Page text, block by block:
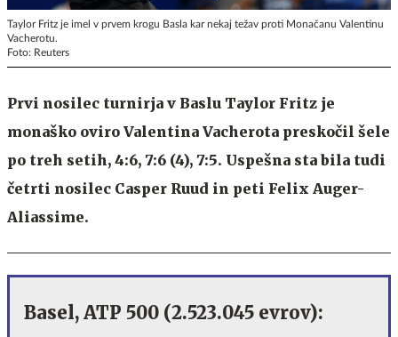
Taylor Fritz je imel v prvem krogu Basla kar nekaj težav proti Monačanu Valentinu
Vacherotu.
Foto: Reuters
Prvi nosilec turnirja v Baslu Taylor Fritz je
monaško oviro Valentina Vacherota preskočil šele
po treh setih, 4:6, 7:6 (4), 7:5. Uspešna sta bila tudi
četrti nosilec Casper Ruud in peti Felix Auger-
Aliassime.
Basel, ATP 500 (2.523.045 evrov):